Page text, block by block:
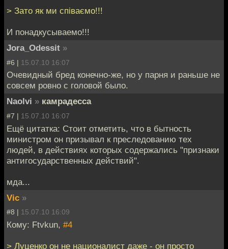
> Зато як ми співаємо!!!
И понадкусываемо!!!
Jora_Odessit »
#6 | 15.07.10 16:07
Очевидный бред конечно-же, но у парня и раньше не
совсем ровно с головой было.
Naolvi » камрадесса
#7 | 15.07.10 16:07
Ещё цитатка: Стоит отметить, что в бытность
министром он призывал к преследованию тех
людей, в действиях которых содержались "признаки
антигосударственных действий".
мда...
Vic »
#8 | 15.07.10 16:09
Кому: Ftvkun, #4
> Луценко он не националист даже - он просто